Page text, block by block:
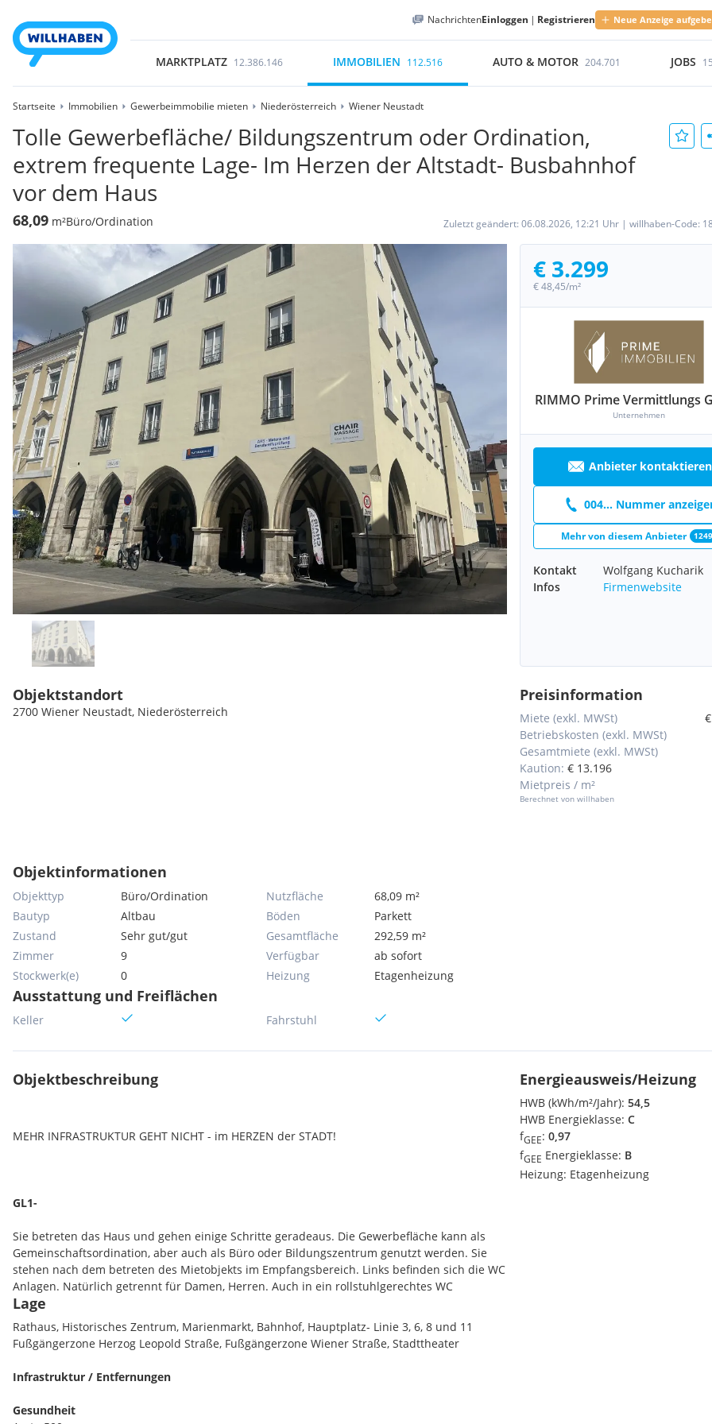
NachrichtenEinloggen | Registrieren Neue Anzeige
MARKTPLATZ 12.386.146 IMMOBILIEN 112.516 AUTO & MOTOR 204.701 JOBS
Startseite Immobilien Gewerbeimmobilie mieten Niederösterreich Wiener Neustadt
Tolle Gewerbefläche/ Bildungszentrum oder Ordination,
extrem frequente Lage- Im Herzen der Altstadt- Busbahnhof
vor dem Haus
68,09 m²Büro/Ordination Zuletzt geändert: 06.08.2026, 12:21 Uhr | willhaben-Code:
€ 3.299
€ 48,45/m²
RIMMO Prime Vermittlungs
Unternehmen
Anbieter kontaktieren
004... Nummer
Mehr von diesem Anbieter 1249
Kontakt
Wolfgang Kucharik
Infos
Firmenwebsite
Objektstandort
2700 Wiener Neustadt, Niederösterreich
Objektinformationen
Objekttyp
Büro/Ordination
Bautyp
Altbau
Zustand
Sehr gut/gut
Zimmer
9
Stockwerk(e)
0
Nutzfläche
68,09 m²
Böden
Parkett
Gesamtfläche
292,59 m²
Verfügbar
ab sofort
Heizung
Etagenheizung
Ausstattung und Freiflächen
Keller Fahrstuhl
Preisinformation
Miete (exkl. MWSt)
Betriebskosten (exkl. MWSt)
Gesamtmiete (exkl. MWSt)
Kaution: € 13.196
Mietpreis / m²
Berechnet von willhaben
Objektbeschreibung
MEHR INFRASTRUKTUR GEHT NICHT - im HERZEN der STADT!
GL1-
Sie betreten das Haus und gehen einige Schritte geradeaus. Die Gewerbefläche kann als
Gemeinschaftsordination, aber auch als Büro oder Bildungszentrum genutzt werden. Sie
stehen nach dem betreten des Mietobjekts im Empfangsbereich. Links befinden sich die WC
Anlagen. Natürlich getrennt für Damen, Herren. Auch in ein rollstuhlgerechtes WC
vorhanden. Insgesamt stehen Ihnen zur Zeit 7 Büros/ Räume zur verfügung. Die Flächen
bewegen sich zwischen 12 m² und 34 m². Zusätzlich ist ein Serverraum, ein weiteres Büro,
sowie eine Teeküche und ein großes Lager vorhanden.
Das Büro kann mit folgenden Attributen punkten:
sehr gute Ausstattung- NEUWERTIG
vollausgestattete Teeküche inkludiert
Lage
Rathaus, Historisches Zentrum, Marienmarkt, Bahnhof, Hauptplatz- Linie 3, 6, 8 und 11
Fußgängerzone Herzog Leopold Straße, Fußgängerzone Wiener Straße, Stadttheater
Infrastruktur / Entfernungen
Gesundheit
Energieausweis/Heizung
HWB (kWh/m²/Jahr): 54,5
HWB Energieklasse: C
fGEE: 0,97
fGEE Energieklasse: B
Heizung: Etagenheizung